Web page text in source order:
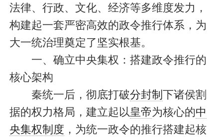
法律、行政、文化、经济等多维度发力，
构建起一套严密高效的政令推行体系，为
大一统治理奠定了坚实根基。
一、确立中央集权：搭建政令推行的
核心架构
秦统一后，彻底打破分封制 下诸侯割
据的权力格局，建立起以皇帝为核心的中
央集权制度 ，为统一政令的推行搭建起核